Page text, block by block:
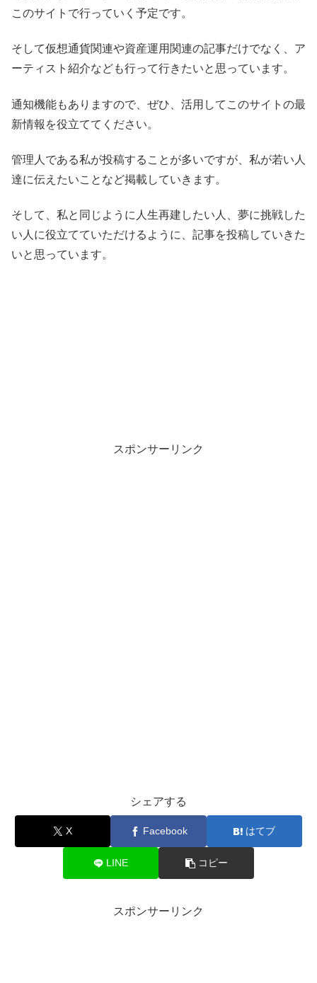
このサイトで行っていく予定です。
そして仮想通貨関連や資産運用関連の記事だけでなく、ア
ーティスト紹介なども行って行きたいと思っています。
通知機能もありますので、ぜひ、活用してこのサイトの最
新情報を役立ててください。
管理人である私が投稿することが多いですが、私が若い人
達に伝えたいことなど掲載していきます。
そして、私と同じように人生再建したい人、夢に挑戦した
い人に役立てていただけるように、記事を投稿していきた
いと思っています。
スポンサーリンク
シェアする
X Facebook はてブ
LINE コピー
スポンサーリンク